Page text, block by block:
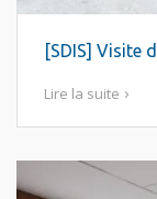
[SDIS] Visite
Lire la suite